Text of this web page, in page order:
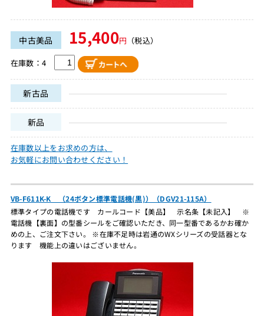
中古美品 15,400円 （税込）
在庫数：4
新古品
新品
在庫数以上をお求めの方は、
お気軽にお問い合わせください！
VB-F611K-K （24ボタン標準電話機(黒)）（DGV21-115A）
標準タイプの電話機です カールコード【美品】 示名条【未記入】 ※
電話機【裏面】の型番シールをご確認いただき、同一型番であるかお確か
めの上、ご注文下さい。 ※在庫不足時は岩通のWXシリーズの受話器とな
ります 機能上の違いはございません。